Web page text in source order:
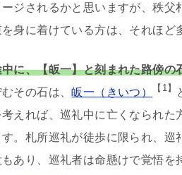
ジされるかと思いますが、秩父
身に着けている方は、それほど
に、【皈一】と刻まれた路傍の
その石は、皈一（きいつ） 【1】
えれば、巡礼中に亡くなられた
。札所巡礼が徒歩に限られ、巡
あり、巡礼者は命懸けで覚悟を